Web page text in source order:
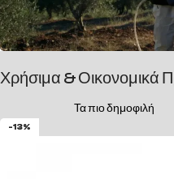
Χρήσιμα & Οικονομικά
Τα πιο δημοφιλή
-13%